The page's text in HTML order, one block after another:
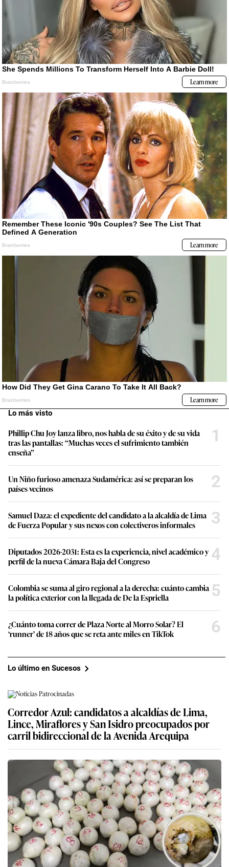
Lo más visto
Phillip Chu Joy lanza libro, nos habla de su éxito y de su vida
tras las pantallas: “Muchas veces el sufrimiento también
enseña”
1
Un Niño furioso amenaza Sudamérica: así se preparan los
países vecinos
2
Samuel Daza: el expediente del candidato a la alcaldía de Lima
de Fuerza Popular y sus nexos con colectiveros informales
3
Diputados 2026-2031: Esta es la experiencia, nivel académico y
perfil de la nueva Cámara Baja del Congreso
4
Colombia se suma al giro regional a la derecha: cuánto cambia
la política exterior con la llegada de De la Espriella
5
¿Cuánto toma correr de Plaza Norte al Morro Solar? El
‘runner’ de 18 años que se reta ante miles en TikTok
6
Lo último en Sucesos
Corredor Azul: candidatos a alcaldías de Lima,
Lince, Miraflores y San Isidro preocupados por
carril bidireccional de la Avenida Arequipa